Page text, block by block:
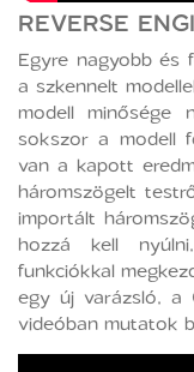
REVERSE
Egyre nagyobb és
a szkennelt
modell
sokszor a modell
van a kapott
háromszögelt
importált
hozzá kell
funkciókkal
egy új varázsló, a
videóban mutatok